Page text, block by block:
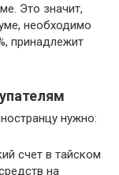
Это значит,
необходимо
принадлежит
нужно:
счет в тайском
на